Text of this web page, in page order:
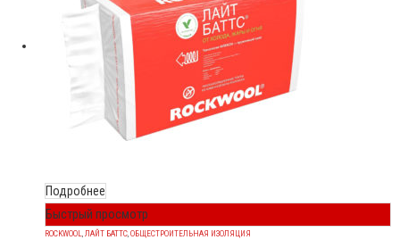
Подробнее
Быстрый просмотр
ROCKWOOL,ЛАЙТ БАТТС,ОБЩЕСТРОИТЕЛЬНАЯ ИЗОЛЯЦИЯ